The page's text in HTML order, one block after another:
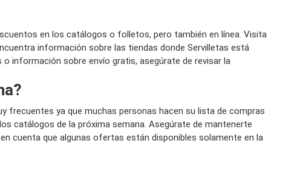
en los catálogos o folletos, pero también en línea. Visita
información sobre las tiendas donde Servilletas está
información sobre envío gratis, asegúrate de revisar la
frecuentes ya que muchas personas hacen su lista de compras
catálogos de la próxima semana. Asegúrate de mantenerte
cuenta que algunas ofertas están disponibles solamente en la